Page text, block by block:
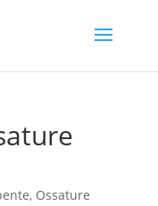
, Ossature